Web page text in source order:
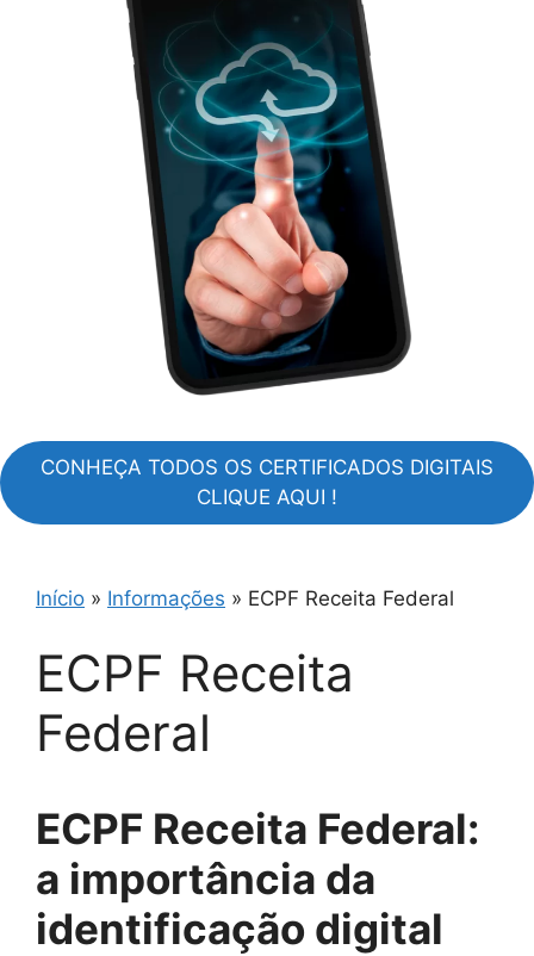
CONHEÇA TODOS OS CERTIFICADOS DIGITAIS
CLIQUE AQUI !
Início » Informações » ECPF Receita Federal
ECPF Receita
Federal
ECPF Receita Federal:
a importância da
identificação digital